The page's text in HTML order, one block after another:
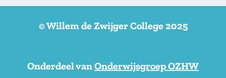
© Willem de Zwijger College 2025
Onderdeel vanOnderwijsgroep OZHW